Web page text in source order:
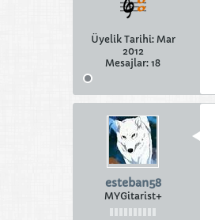
Üyelik Tarihi: Mar
2012
Mesajlar: 18
esteban58
MYGitarist+